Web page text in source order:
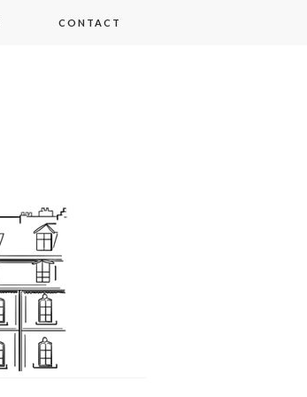
CONTACT